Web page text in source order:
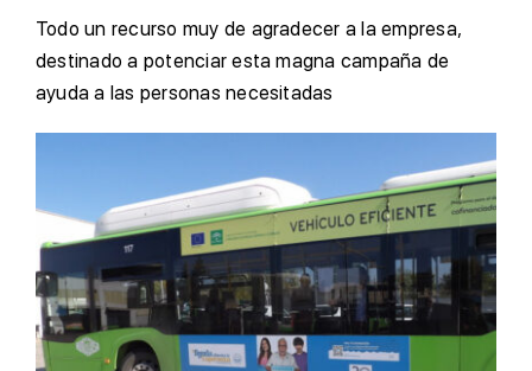
Todo un recurso muy de agradecer a la empresa,
destinado a potenciar esta magna campaña de
ayuda a las personas necesitadas